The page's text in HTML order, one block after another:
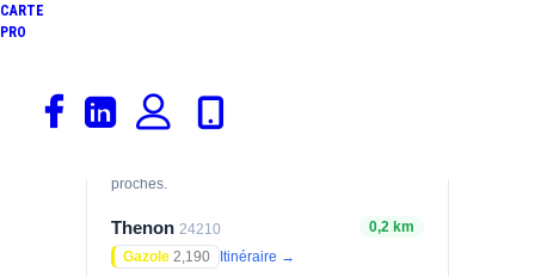
CARTE
PRO
Stations à proximité
proches.
Thenon 24210
0,2 km
Gazole 2,190 Itinéraire →